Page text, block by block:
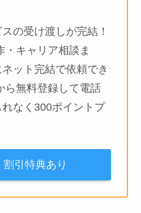
の受け渡しが完結！
・キャリア相談ま
ット完結で依頼でき
ら無料登録して電話
なく300ポイントプ
引特典あり